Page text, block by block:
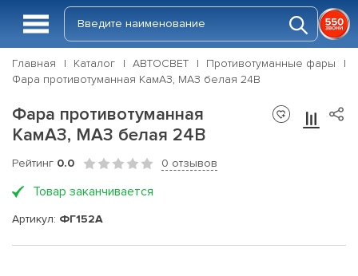
Главная Каталог АВТОСВЕТ
Противотуманные фары
Фара противотуманная КамАЗ, МАЗ белая 24В
Фара противотуманная
КамАЗ, МАЗ белая 24В
Рейтинг 0.0 0 отзывов
Товар заканчивается
Артикул: ФГ152А